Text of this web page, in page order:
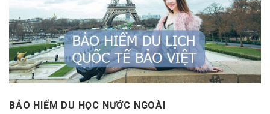
BẢO HIỂM DU HỌC NƯỚC NGOÀI